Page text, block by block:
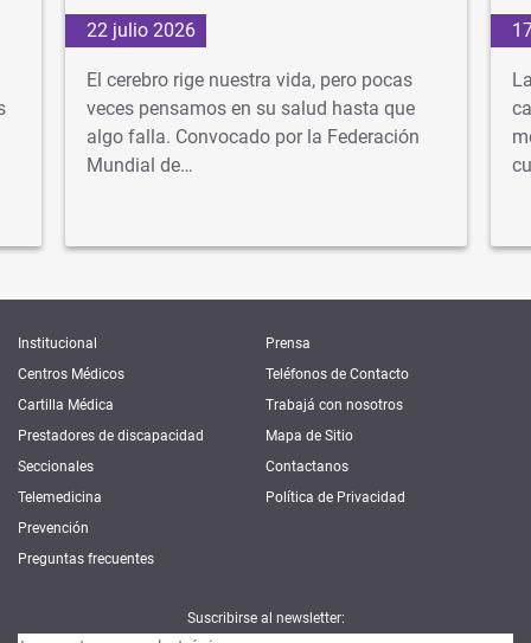
22 julio 2026
El cerebro rige nuestra vida, pero pocas
veces pensamos en su salud hasta que
algo falla. Convocado por la Federación
Mundial de…
Institucional
Centros Médicos
Cartilla Médica
Prestadores de discapacidad
Seccionales
Telemedicina
Prevención
Preguntas frecuentes
Prensa
Teléfonos de Contacto
Trabajá con nosotros
Mapa de Sitio
Contactanos
Política de Privacidad
Suscribirse al newsletter: